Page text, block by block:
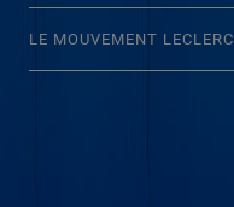
LE MOUVEMENT LECLERC